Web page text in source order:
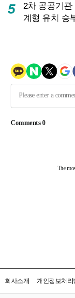
5
2차 공공기
계형 유치 승
회사소개 개인정보처리